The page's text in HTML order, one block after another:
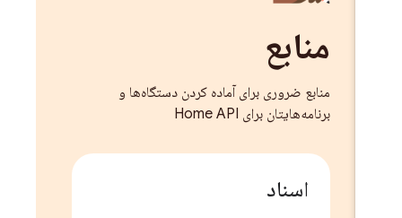
منابع
منابع ضروری برای آماده کردن دستگاه‌ها و
برنامه‌هایتان برای Home API
اسناد